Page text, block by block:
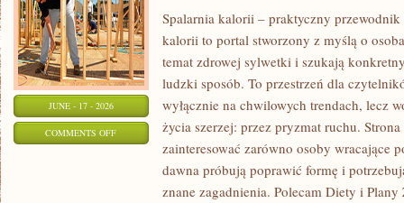
JUNE - 17 - 2026
COMMENTS OFFON
Spalarnia kalorii – praktyczny
kalorii to portal stworzony z myślą o
temat zdrowej sylwetki i szukają
ludzki sposób. To przestrzeń dla
wyłącznie na chwilowych trendach, lecz
życia szerzej: przez pryzmat ruchu.
zainteresować zarówno osoby wracające
dawna próbują poprawić formę i
znane zagadnienia. Polecam Diety i